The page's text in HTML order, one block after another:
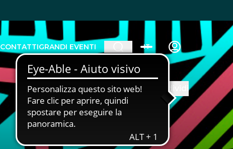
CONTATTIGRANDI EVENTI IT